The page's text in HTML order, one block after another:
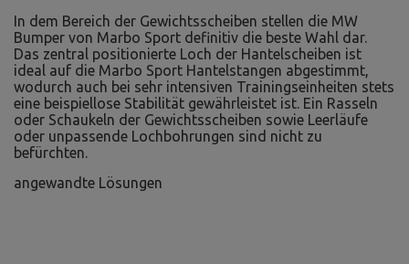
In dem Bereich der Gewichtsscheiben stellen die MW
Bumper von Marbo Sport definitiv die beste Wahl dar.
Das zentral positionierte Loch der Hantelscheiben ist
ideal auf die Marbo Sport Hantelstangen abgestimmt,
wodurch auch bei sehr intensiven Trainingseinheiten stets
eine beispiellose Stabilität gewährleistet ist. Ein Rasseln
oder Schaukeln der Gewichtsscheiben sowie Leerläufe
oder unpassende Lochbohrungen sind nicht zu
befürchten.
angewandte Lösungen